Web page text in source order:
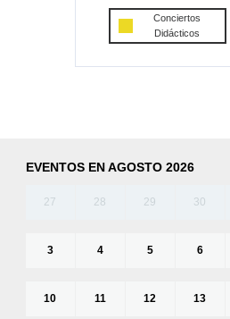
Conciertos
Didácticos
EVENTOS EN AGOSTO 2026
27 28 29 30
3 4 5 6
10 11 12 13